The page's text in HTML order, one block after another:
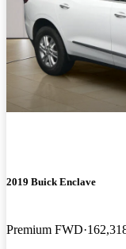
2019 Buick Enclave
Premium FWD